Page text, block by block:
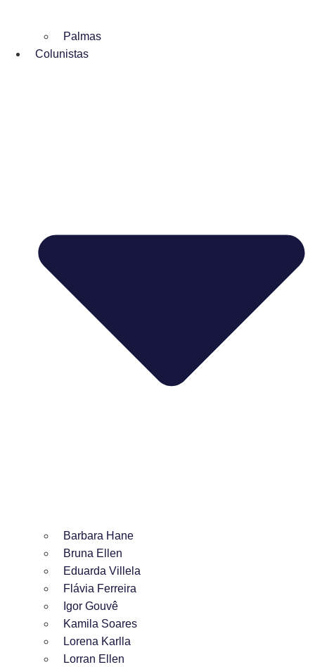
Palmas
Colunistas
Barbara Hane
Bruna Ellen
Eduarda Villela
Flávia Ferreira
Igor Gouvê
Kamila Soares
Lorena Karlla
Lorran Ellen